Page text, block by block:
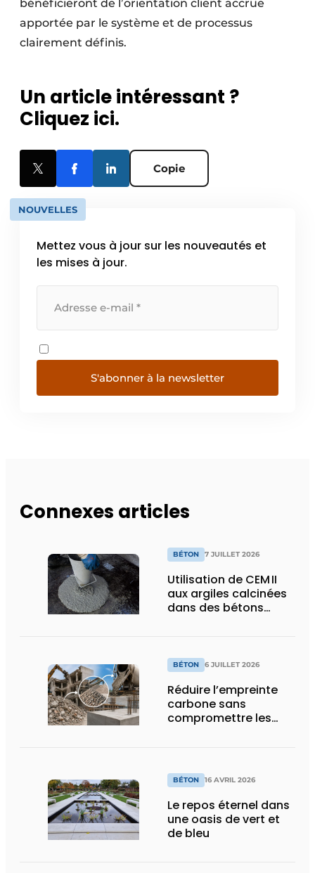
bénéficieront de l’orientation client accrue
apportée par le système et de processus
clairement définis.
Un article intéressant ?
Cliquez ici.
Copie
NOUVELLES
Mettez vous à jour sur les nouveautés et
les mises à jour.
S'abonner à la newsletter
Connexes articles
BÉTON 7 JUILLET 2026
Utilisation de CEM II
aux argiles calcinées
dans des bétons
BÉTON 6 JUILLET 2026
Réduire l’empreinte
carbone sans
compromettre les
BÉTON 16 AVRIL 2026
Le repos éternel dans
une oasis de vert et
de bleu